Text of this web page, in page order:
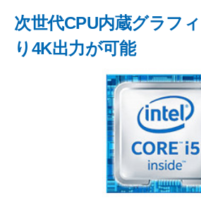
次世代CPU内蔵グラフ
り4K出力が可能